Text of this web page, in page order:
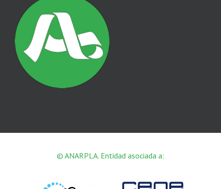
© ANARPLA. Entidad asociada a: